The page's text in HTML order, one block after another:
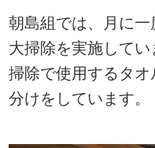
朝島組では、月に
大掃除を実施してい
掃除で使用するタ
分けをしています。